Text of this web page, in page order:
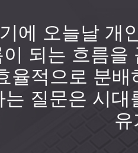
에 오늘날 개
이 되는 흐름을
율적으로 분
는 질문은 시